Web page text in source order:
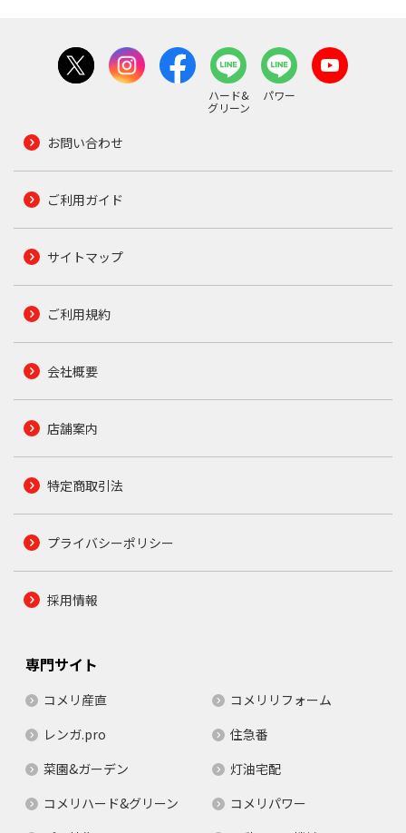
ハード&
グリーン
パワー
お問い合わせ
ご利用ガイド
サイトマップ
ご利用規約
会社概要
店舗案内
特定商取引法
プライバシーポリシー
採用情報
専門サイト
コメリ産直
コメリリフォーム
レンガ.pro
住急番
菜園&ガーデン
灯油宅配
コメリハード&グリーン
コメリパワー